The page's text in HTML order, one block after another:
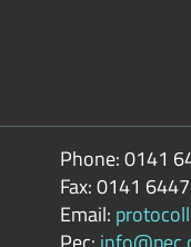
Phone:0141
Fax:0141
Email: